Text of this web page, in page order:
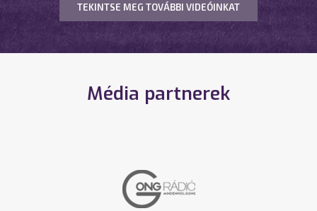
TEKINTSE MEG TOVÁBBI VIDEÓINKAT
Média partnerek